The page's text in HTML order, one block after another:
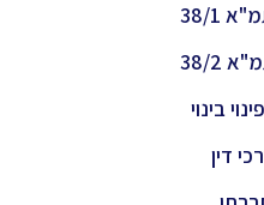
38/1
38/2
בינוי
דין